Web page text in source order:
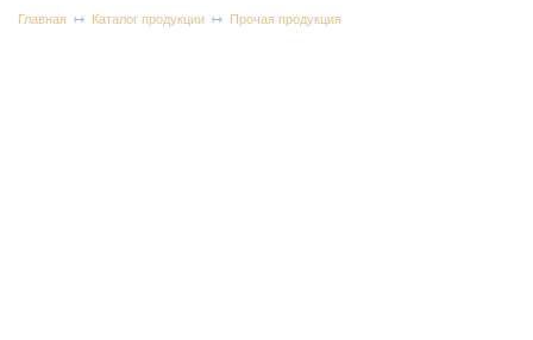
Главная Каталог продукции Прочая продукция